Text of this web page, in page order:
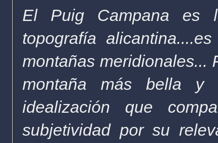
El Puig Campana es
topografía
montañas meridionales...
montaña más bella y
idealización que
subjetividad por su